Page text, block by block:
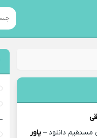
مستقیم دانلود –پاور